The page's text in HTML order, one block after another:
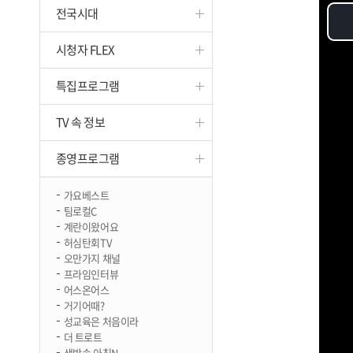
전국시대
시청자 FLEX
특집프로그램
TV 속 정보
종영프로그램
가요베스트
팀로컬C
계란이왔어요
허심탄회TV
오만가지 채널
프라임인터뷰
어스온어스
거기어때?
성교육은 처음이라
더 트로트